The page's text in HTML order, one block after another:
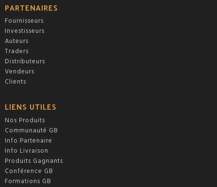
PARTENAIRES
Fournisseurs
Investisseurs
Auteurs
Traders
Distributeurs
Vendeurs
Clients
LIENS UTILES
Nos Produits
Communauté GB
Info Partenaire
Info Livraison
Produits Gagnants
Conférence GB
Formations GB